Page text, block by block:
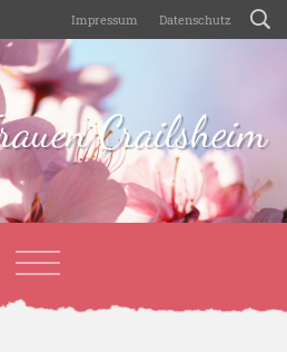
Impressum Datenschutz
Crailsheim